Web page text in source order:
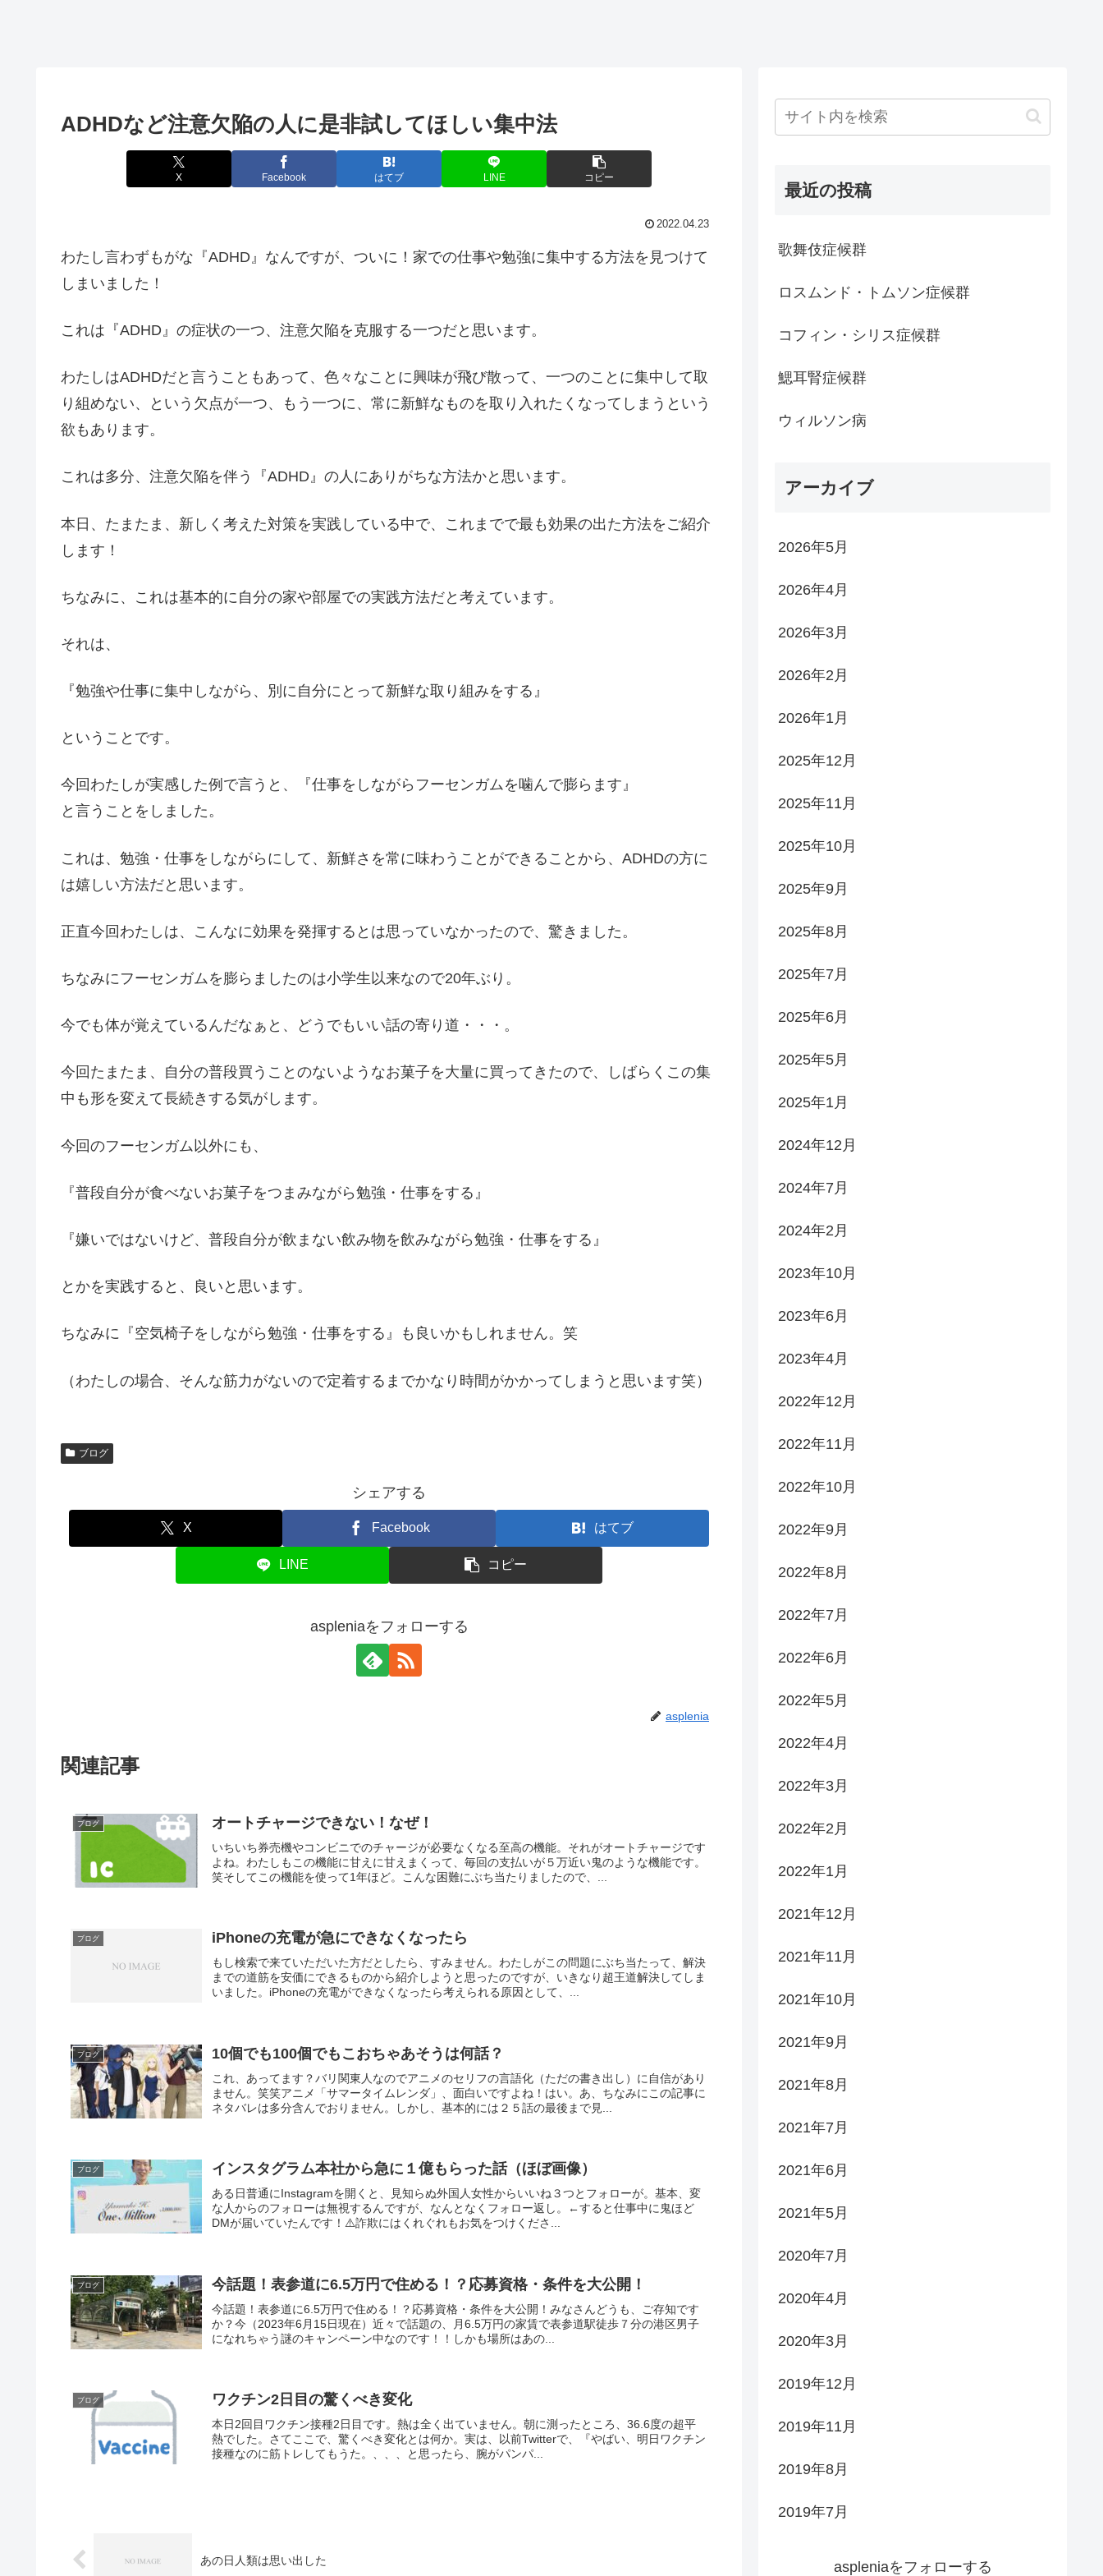
ADHDなど注意欠陥の人に是非試してほしい集中法
X Facebook はてブ LINE コピー
2022.04.23
わたし言わずもがな『ADHD』なんですが、ついに！家での仕事や勉強に集中する方法を見つけて
しまいました！
これは『ADHD』の症状の一つ、注意欠陥を克服する一つだと思います。
わたしはADHDだと言うこともあって、色々なことに興味が飛び散って、一つのことに集中して取
り組めない、という欠点が一つ、もう一つに、常に新鮮なものを取り入れたくなってしまうという
欲もあります。
これは多分、注意欠陥を伴う『ADHD』の人にありがちな方法かと思います。
本日、たまたま、新しく考えた対策を実践している中で、これまでで最も効果の出た方法をご紹介
します！
ちなみに、これは基本的に自分の家や部屋での実践方法だと考えています。
それは、
『勉強や仕事に集中しながら、別に自分にとって新鮮な取り組みをする』
ということです。
今回わたしが実感した例で言うと、『仕事をしながらフーセンガムを噛んで膨らます』
と言うことをしました。
これは、勉強・仕事をしながらにして、新鮮さを常に味わうことができることから、ADHDの方に
は嬉しい方法だと思います。
正直今回わたしは、こんなに効果を発揮するとは思っていなかったので、驚きました。
ちなみにフーセンガムを膨らましたのは小学生以来なので20年ぶり。
今でも体が覚えているんだなぁと、どうでもいい話の寄り道・・・。
今回たまたま、自分の普段買うことのないようなお菓子を大量に買ってきたので、しばらくこの集
中も形を変えて長続きする気がします。
今回のフーセンガム以外にも、
『普段自分が食べないお菓子をつまみながら勉強・仕事をする』
『嫌いではないけど、普段自分が飲まない飲み物を飲みながら勉強・仕事をする』
とかを実践すると、良いと思います。
ちなみに『空気椅子をしながら勉強・仕事をする』も良いかもしれません。笑
（わたしの場合、そんな筋力がないので定着するまでかなり時間がかかってしまうと思います笑）
ブログ
シェアする
X Facebook はてブ
LINE コピー
aspleniaをフォローする
asplenia
関連記事
ブログ オートチャージできない！なぜ！
いちいち券売機やコンビニでのチャージが必要なくなる至高の機能。それがオートチャージです
よね。わたしもこの機能に甘えに甘えまくって、毎回の支払いが５万近い鬼のような機能です。
笑そしてこの機能を使って1年ほど。こんな困難にぶち当たりましたので、...
ブログ iPhoneの充電が急にできなくなったら
もし検索で来ていただいた方だとしたら、すみません。わたしがこの問題にぶち当たって、解決
までの道筋を安価にできるものから紹介しようと思ったのですが、いきなり超王道解決してしま
いました。iPhoneの充電ができなくなったら考えられる原因として、...
ブログ 10個でも100個でもこおちゃあそうは何話？
これ、あってます？バリ関東人なのでアニメのセリフの言語化（ただの書き出し）に自信があり
ません。笑笑アニメ「サマータイムレンダ」、面白いですよね！はい。あ、ちなみにこの記事に
ネタバレは多分含んでおりません。しかし、基本的には２５話の最後まで見...
ブログ インスタグラム本社から急に１億もらった話（ほぼ画像）
ある日普通にInstagramを開くと、見知らぬ外国人女性からいいね３つとフォローが。基本、変
な人からのフォローは無視するんですが、なんとなくフォロー返し。←すると仕事中に鬼ほど
DMが届いていたんです！⚠️詐欺にはくれぐれもお気をつけくださ...
ブログ 今話題！表参道に6.5万円で住める！？応募資格・条件を大公開！
今話題！表参道に6.5万円で住める！？応募資格・条件を大公開！みなさんどうも、ご存知です
か？今（2023年6月15日現在）近々で話題の、月6.5万円の家賃で表参道駅徒歩７分の港区男子
になれちゃう謎のキャンペーン中なのです！！しかも場所はあの...
ブログ ワクチン2日目の驚くべき変化
本日2回目ワクチン接種2日目です。熱は全く出ていません。朝に測ったところ、36.6度の超平
熱でした。さてここで、驚くべき変化とは何か。実は、以前Twitterで、『やばい、明日ワクチン
接種なのに筋トレしてもうた。、、、と思ったら、腕がパンパ...
あの日人類は思い出した
最近の投稿
歌舞伎症候群
ロスムンド・トムソン症候群
コフィン・シリス症候群
鰓耳腎症候群
ウィルソン病
アーカイブ
2026年5月
2026年4月
2026年3月
2026年2月
2026年1月
2025年12月
2025年11月
2025年10月
2025年9月
2025年8月
2025年7月
2025年6月
2025年5月
2025年1月
2024年12月
2024年7月
2024年2月
2023年10月
2023年6月
2023年4月
2022年12月
2022年11月
2022年10月
2022年9月
2022年8月
2022年7月
2022年6月
2022年5月
2022年4月
2022年3月
2022年2月
2022年1月
2021年12月
2021年11月
2021年10月
2021年9月
2021年8月
2021年7月
2021年6月
2021年5月
2020年7月
2020年4月
2020年3月
2019年12月
2019年11月
2019年8月
2019年7月
aspleniaをフォローする